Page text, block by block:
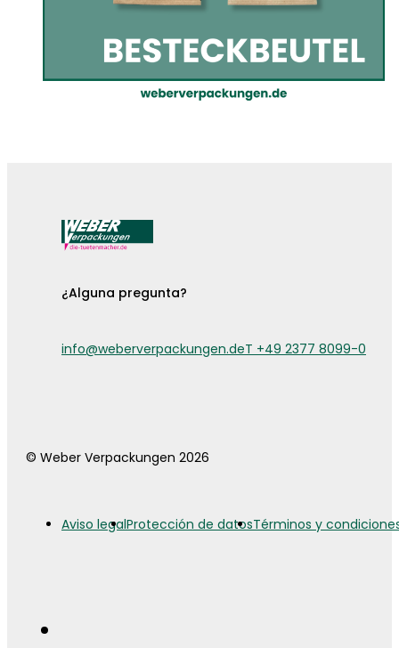
¿Alguna pregunta?
info@weberverpackungen.deT +49 2377 8099-0
© Weber Verpackungen 2026
Aviso legalProtección de datosTérminos y